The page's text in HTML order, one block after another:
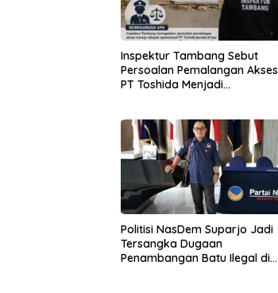
Inspektur Tambang Sebut
Persoalan Pemalangan Akses
PT Toshida Menjadi
Politisi NasDem Suparjo Jadi
Tersangka Dugaan
Penambangan Batu Ilegal di